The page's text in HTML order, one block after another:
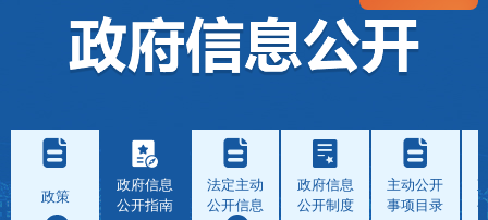
政策
政府信息
公开指南
法定主动
公开信息
政府信息
公开制度
主动公开
事项目录